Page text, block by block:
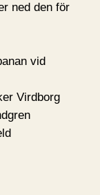
ned den för
vid
Virdborg